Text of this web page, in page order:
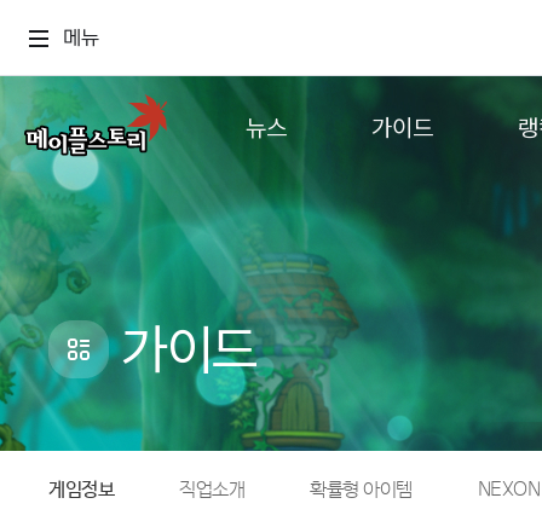
메뉴
뉴스
업데이트
이벤트
캐시샵 공지
메이플 알림판
with maple
가이드
게임정보
직업소개
NEXON NOW
월
가이드
게임정보 직업소개 확률형 아이템